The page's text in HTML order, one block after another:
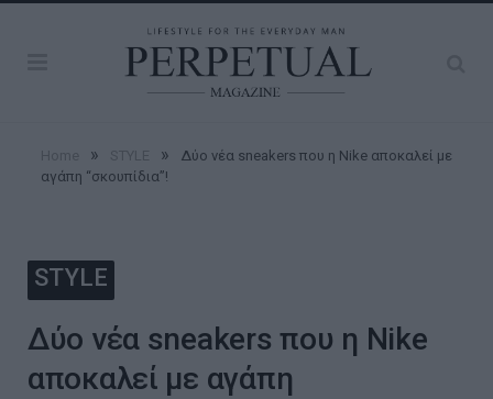
» »
Δύο νέα sneakers που η Nike αποκαλεί με
αγάπη “σκουπίδια”!
STYLE
Δύο νέα sneakers που η Nike
αποκαλεί με αγάπη